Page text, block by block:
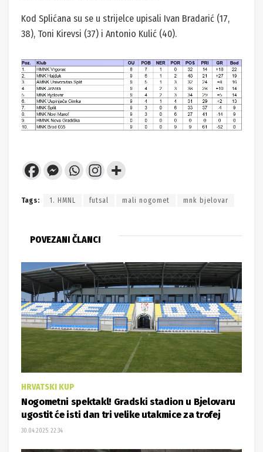
Kod Splićana su se u strijelce upisali Ivan Bradarić (17,
38), Toni Kirevsi (37) i Antonio Kulić (40).
Tags: 1. HMNL futsal mali nogomet mnk bjelovar
POVEZANI ČLANCI
HRVATSKI KUP
Nogometni spektakl! Gradski stadion u Bjelovaru
ugostit će isti dan tri velike utakmice za trofej
30.04.2025. 22:34